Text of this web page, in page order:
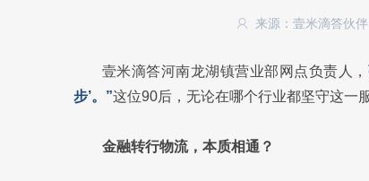
来源：壹米滴答伙伴
壹米滴答河南龙湖镇营业部网点负责人，
步’。”这位90后，无论在哪个行业都坚守这一
金融转行物流，本质相通？